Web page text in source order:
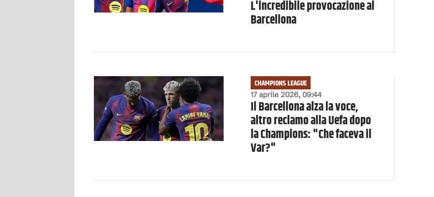
L'incredibile provocazione al
Barcellona
17 aprile 2026, 09:44
CHAMPIONS LEAGUE
Il Barcellona alza la voce,
altro reclamo alla Uefa dopo
la Champions: "Che faceva il
Var?"